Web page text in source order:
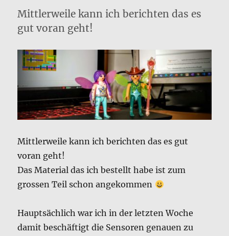
Mittlerweile kann ich berichten das es
gut voran geht!
Mittlerweile kann ich berichten das es gut
voran geht!
Das Material das ich bestellt habe ist zum
grossen Teil schon angekommen
Hauptsächlich war ich in der letzten Woche
damit beschäftigt die Sensoren genauen zu